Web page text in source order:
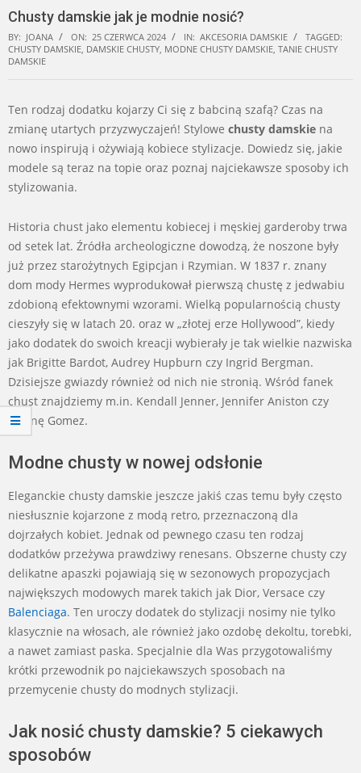
Chusty damskie jak je modnie nosić?
BY: JOANA ON: 25 CZERWCA 2024 IN: AKCESORIA DAMSKIE
TAGGED:
CHUSTY DAMSKIE DAMSKIE CHUSTY MODNE CHUSTY DAMSKIE TANIE CHUSTY
DAMSKIE
Ten rodzaj dodatku kojarzy Ci się z babciną szafą? Czas na
zmianę utartych przyzwyczajeń! Stylowe chusty damskie na
nowo inspirują i ożywiają kobiece stylizacje. Dowiedz się, jakie
modele są teraz na topie oraz poznaj najciekawsze sposoby ich
stylizowania.
Historia chust jako elementu kobiecej i męskiej garderoby trwa
od setek lat. Źródła archeologiczne dowodzą, że noszone były
już przez starożytnych Egipcjan i Rzymian. W 1837 r. znany
dom mody Hermes wyprodukował pierwszą chustę z jedwabiu
zdobioną efektownymi wzorami. Wielką popularnością chusty
cieszyły się w latach 20. oraz w „złotej erze Hollywood”, kiedy
jako dodatek do swoich kreacji wybierały je tak wielkie nazwiska
jak Brigitte Bardot, Audrey Hupburn czy Ingrid Bergman.
Dzisiejsze gwiazdy również od nich nie stronią. Wśród fanek
chust znajdziemy m.in. Kendall Jenner, Jennifer Aniston czy
Selenę Gomez.
Modne chusty w nowej odsłonie
Eleganckie chusty damskie jeszcze jakiś czas temu były często
niesłusznie kojarzone z modą retro, przeznaczoną dla
dojrzałych kobiet. Jednak od pewnego czasu ten rodzaj
dodatków przeżywa prawdziwy renesans. Obszerne chusty czy
delikatne apaszki pojawiają się w sezonowych propozycjach
największych modowych marek takich jak Dior, Versace czy
Balenciaga. Ten uroczy dodatek do stylizacji nosimy nie tylko
klasycznie na włosach, ale również jako ozdobę dekoltu, torebki,
a nawet zamiast paska. Specjalnie dla Was przygotowaliśmy
krótki przewodnik po najciekawszych sposobach na
przemycenie chusty do modnych stylizacji.
Jak nosić chusty damskie? 5 ciekawych
sposobów